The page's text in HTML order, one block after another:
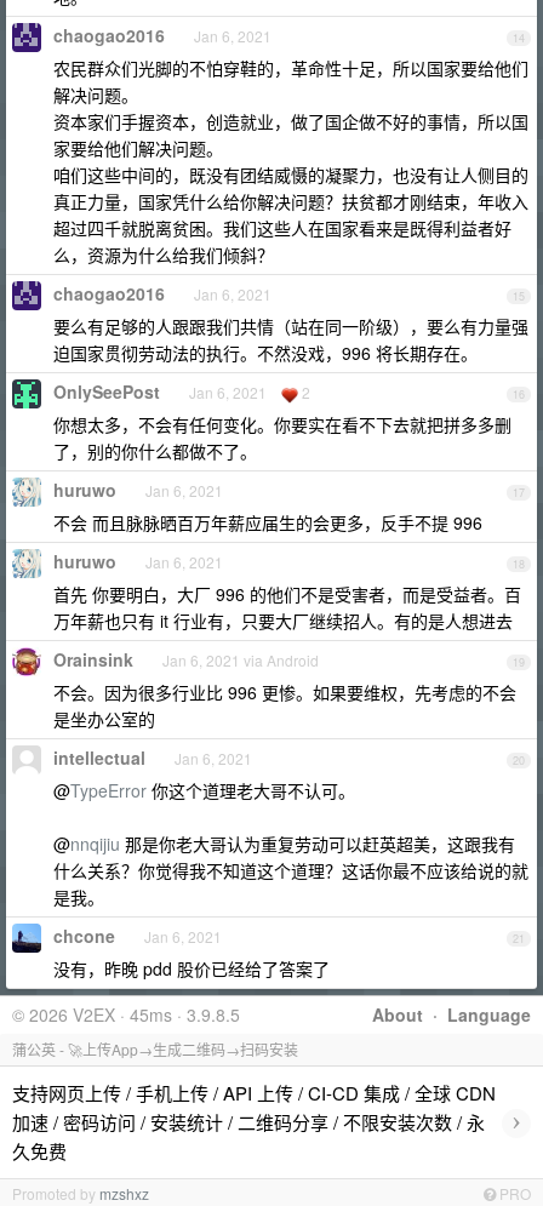
14
chaogao2016 Jan 6, 2021
农民群众们光脚的不怕穿鞋的，革命性十足，所以国家要给他们
解决问题。
资本家们手握资本，创造就业，做了国企做不好的事情，所以国
家要给他们解决问题。
咱们这些中间的，既没有团结威慑的凝聚力，也没有让人侧目的
真正力量，国家凭什么给你解决问题？扶贫都才刚结束，年收入
超过四千就脱离贫困。我们这些人在国家看来是既得利益者好
么，资源为什么给我们倾斜？
15
chaogao2016 Jan 6, 2021
要么有足够的人跟跟我们共情（站在同一阶级），要么有力量强
迫国家贯彻劳动法的执行。不然没戏，996 将长期存在。
16
OnlySeePost Jan 6, 2021 2
你想太多，不会有任何变化。你要实在看不下去就把拼多多删
了，别的你什么都做不了。
17
huruwo Jan 6, 2021
不会 而且脉脉晒百万年薪应届生的会更多，反手不提 996
18
huruwo Jan 6, 2021
首先 你要明白，大厂 996 的他们不是受害者，而是受益者。百
万年薪也只有 it 行业有，只要大厂继续招人。有的是人想进去
19
Orainsink Jan 6, 2021 via Android
不会。因为很多行业比 996 更惨。如果要维权，先考虑的不会
是坐办公室的
20
intellectual Jan 6, 2021
@TypeError 你这个道理老大哥不认可。
@nnqijiu 那是你老大哥认为重复劳动可以赶英超美，这跟我有
什么关系？你觉得我不知道这个道理？这话你最不应该给说的就
是我。
21
chcone Jan 6, 2021
没有，昨晚 pdd 股价已经给了答案了
About · Language
© 2026 V2EX · 45ms · 3.9.8.5
蒲公英 - 🚀上传App→生成二维码→扫码安装
支持网页上传 / 手机上传 / API 上传 / CI-CD 集成 / 全球 CDN
加速 / 密码访问 / 安装统计 / 二维码分享 / 不限安装次数 / 永
久免费
›
Promoted by mzshxz PRO